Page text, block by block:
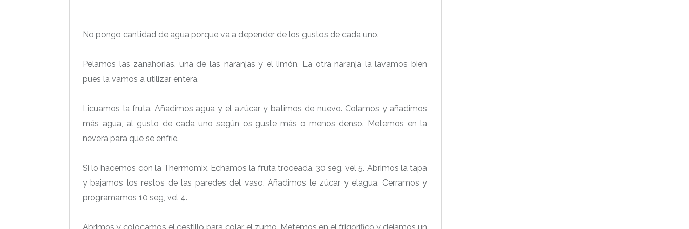
No pongo cantidad de agua porque va a depender de los gustos de cada uno.
Pelamos las zanahorias, una de las naranjas y el limón. La otra naranja la lavamos bien
pues la vamos a utilizar entera.
Licuamos la fruta. Añadimos agua y el azúcar y batimos de nuevo. Colamos y añadimos
más agua, al gusto de cada uno según os guste más o menos denso. Metemos en la
nevera para que se enfríe.
Si lo hacemos con la Thermomix, Echamos la fruta troceada. 30 seg, vel 5. Abrimos la tapa
y bajamos los restos de las paredes del vaso. Añadimos le zúcar y elagua. Cerramos y
programamos 10 seg, vel 4.